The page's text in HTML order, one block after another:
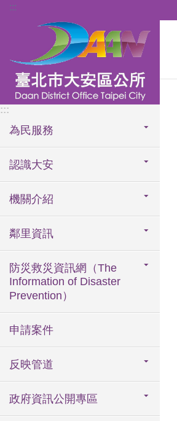
跳到主要內容區塊
:::
:::
為民服務
認識大安
機關介紹
鄰里資訊
防災救災資訊網（The
Information of Disaster
Prevention）
申請案件
反映管道
政府資訊公開專區